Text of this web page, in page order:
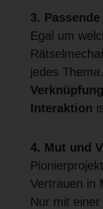
3.
Egal um
jedes
Interaktion
4. Mut und
Vertrauen in
Nur mit einer